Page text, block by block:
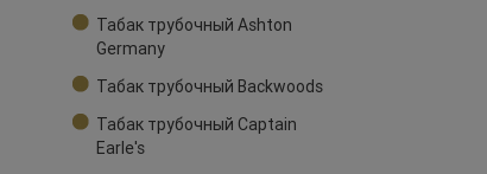
Табак трубочный Ashton
Germany
Табак трубочный Backwoods
Табак трубочный Captain
Earle's